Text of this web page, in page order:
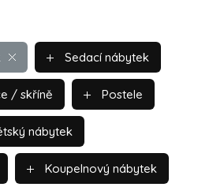
Sedací nábytek
/ skříně Postele
nábytek
Koupelnový nábytek